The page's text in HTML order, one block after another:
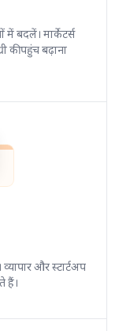
में बदलें। मार्केटर्स
की पहुंच बढ़ाना
और स्टार्टअप
हैं।